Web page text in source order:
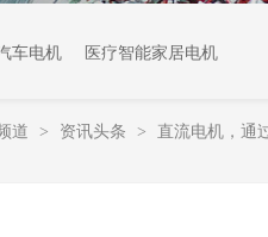
车电机 医疗智能家居电机
道 > 资讯头条 > 直流电机，